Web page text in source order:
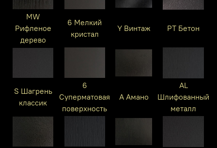
MW
Рифленое
дерево
6 Мелкий
кристал
Y Винтаж PT Бетон
S Шагрень
классик
6
Суперматовая
поверхность
A Амано
AL
Шлифованный
металл